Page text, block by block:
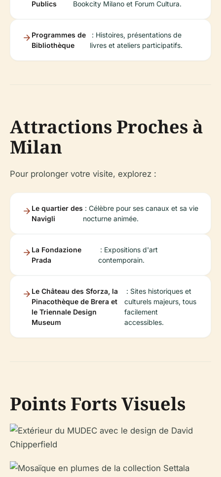
Publics Bookcity Milano et Forum Cultura.
Programmes de
Bibliothèque
: Histoires, présentations de
livres et ateliers participatifs.
Attractions Proches à
Milan
Pour prolonger votre visite, explorez :
Le quartier des
Navigli
: Célèbre pour ses canaux et sa vie
nocturne animée.
La Fondazione
Prada
: Expositions d'art
contemporain.
Le Château des Sforza, la
Pinacothèque de Brera et
le Triennale Design
Museum
: Sites historiques et
culturels majeurs, tous
facilement
accessibles.
Points Forts Visuels